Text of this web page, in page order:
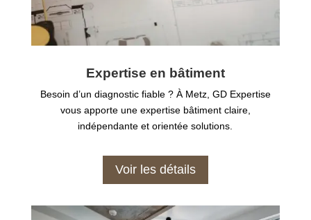
Expertise en bâtiment
Besoin d’un diagnostic fiable ? À Metz, GD Expertise
vous apporte une expertise bâtiment claire,
indépendante et orientée solutions.
Voir les détails